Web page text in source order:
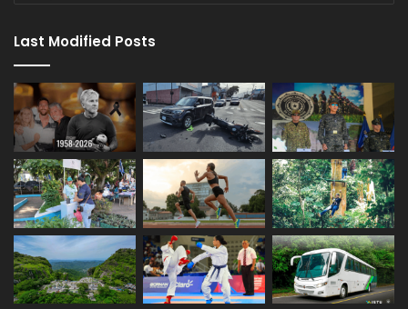
Last Modified Posts